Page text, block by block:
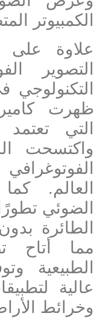
الكمبيوتر
علاوة على
التصوير
التكنولوجي
ظهرت
التي
واكتسحت
العالم.
الضوئي
الطائرة
مما أتاح
الطبيعية
عالية
وخرائط